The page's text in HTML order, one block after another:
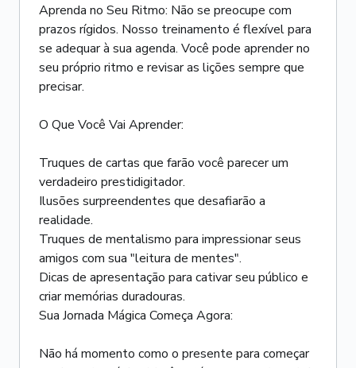
Aprenda no Seu Ritmo: Não se preocupe com
prazos rígidos. Nosso treinamento é flexível para
se adequar à sua agenda. Você pode aprender no
seu próprio ritmo e revisar as lições sempre que
precisar.
O Que Você Vai Aprender:
Truques de cartas que farão você parecer um
verdadeiro prestidigitador.
Ilusões surpreendentes que desafiarão a
realidade.
Truques de mentalismo para impressionar seus
amigos com sua "leitura de mentes".
Dicas de apresentação para cativar seu público e
criar memórias duradouras.
Sua Jornada Mágica Começa Agora:
Não há momento como o presente para começar